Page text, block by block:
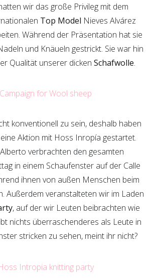
wir das große Privileg mit dem
Top Model Nieves Alvárez
Während der Präsentation hat sie
und Knäueln gestrickt. Sie war hin
Qualität unserer dicken Schafwolle.
konventionell zu sein, deshalb haben
Aktion mit Hoss Inropía gestartet.
verbrachten den gesamten
in einem Schaufenster auf der Calle
ihnen von außen Menschen beim
Außerdem veranstalteten wir im Laden
, auf der wir Leuten beibrachten wie
nichts überraschenderes als Leute in
stricken zu sehen, meint ihr nicht?